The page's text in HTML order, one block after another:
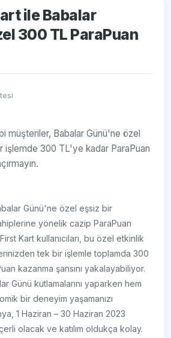
ile Babalar
300 TL ParaPuan
müşteriler, Babalar Günü'ne özel
işlemde 300 TL'ye kadar ParaPuan
Günü'ne özel eşsiz bir
yönelik cazip ParaPuan
Kart kullanıcıları, bu özel etkinlik
tek bir işlemle toplamda 300
kazanma şansını yakalayabiliyor.
Günü kutlamalarını yaparken hem
bir deneyim yaşamanızı
1 Haziran – 30 Haziran 2023
olacak ve katılım oldukça kolay.